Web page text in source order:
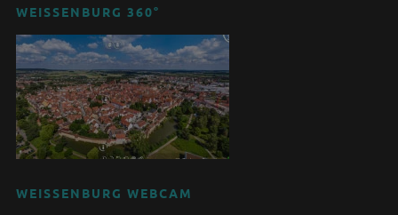
WEISSENBURG 360°
WEISSENBURG WEBCAM